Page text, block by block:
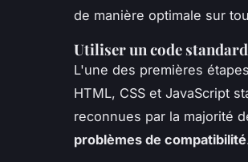
de manière optimale sur
Utiliser un code
L'une des premières
HTML, CSS et JavaScript
reconnues par la majorité
problèmes de compatibilité